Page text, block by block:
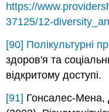
https://
37125/12-
[90] Полікультурні
здоров'я та
відкритому доступі.
[91] Гонсалес-Мена,